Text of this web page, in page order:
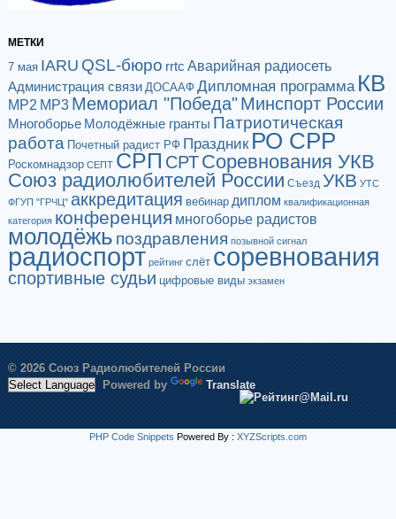
МЕТКИ
7 мая IARU QSL-бюро rrtc Аварийная радиосеть
Администрация связи ДОСААФ Дипломная программа КВ
МР2 МР3 Мемориал "Победа"Минспорт России
Многоборье Молодёжные гранты Патриотическая
работа Почетный радист РФ Праздник РО СРР
Роскомнадзор СЕПТ СРП СРТСоревнования УКВ
Союз радиолюбителей России Съезд УКВ УТС
ФГУП "ГРЧЦ" аккредитация вебинар диплом квалификационная
категория конференция многоборье радистов
молодёжь поздравления позывной сигнал
радиоспорт рейтинг слёт соревнования
спортивные судьи цифровые виды экзамен
© 2026 Союз Радиолюбителей России
Powered by
Translate
PHP Code Snippets Powered By : XYZScripts.com